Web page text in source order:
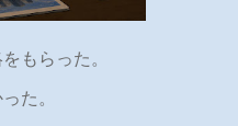
もらった。
た。